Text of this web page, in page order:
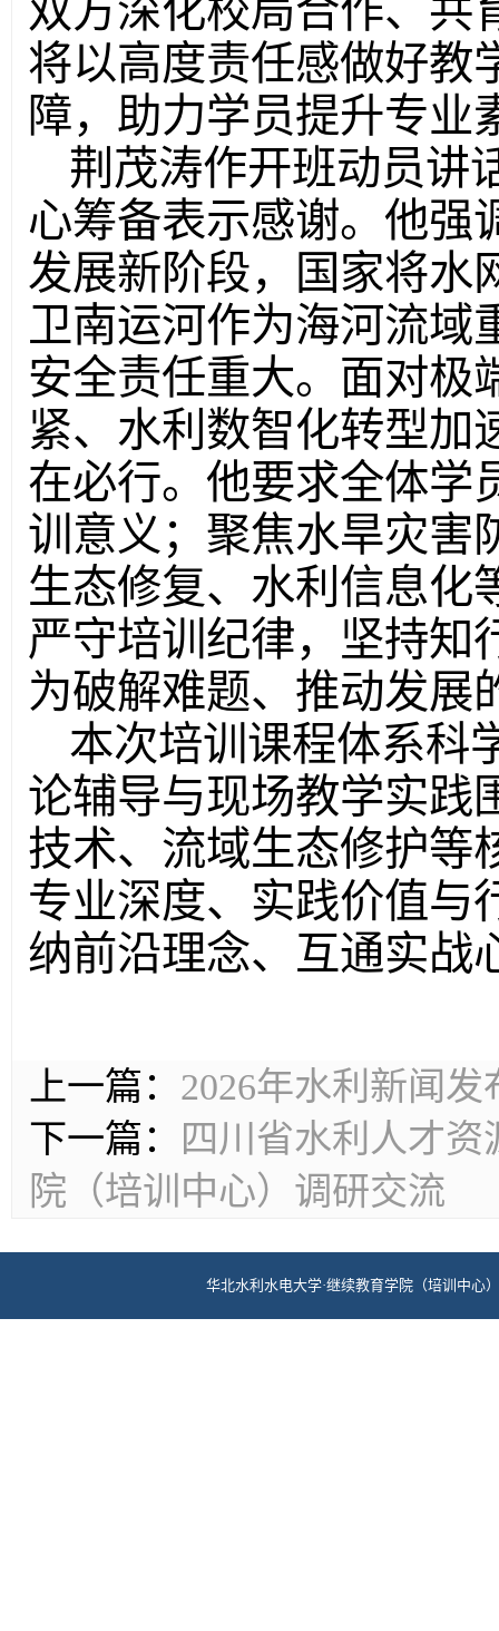
双方深化校局合作、共
将以高度责任感做好教
障，助力学员提升专业
荆茂涛作开班动员讲
心筹备表示感谢。他强
发展新阶段，国家将水
卫南运河作为海河流域
安全责任重大。面对极
紧、水利数智化转型加
在必行。他要求全体学
训意义；聚焦水旱灾害
生态修复、水利信息化
严守培训纪律，坚持知
为破解难题、推动发展
本次培训课程体系科
论辅导与现场教学实践
技术、流域生态修护等
专业深度、实践价值与
纳前沿理念、互通实战
上一篇： 2026年水利新闻
下一篇：
四川省水利人才
院（培训中心）调研交流
华北水利水电大学·继续教育学院（培训中